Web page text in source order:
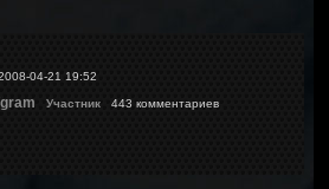
04-21 19:52
Участник 443 комментариев